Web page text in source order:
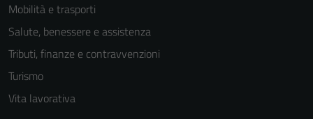
Mobilità e trasporti
Salute, benessere e assistenza
Tributi, finanze e contravvenzioni
Turismo
Vita lavorativa